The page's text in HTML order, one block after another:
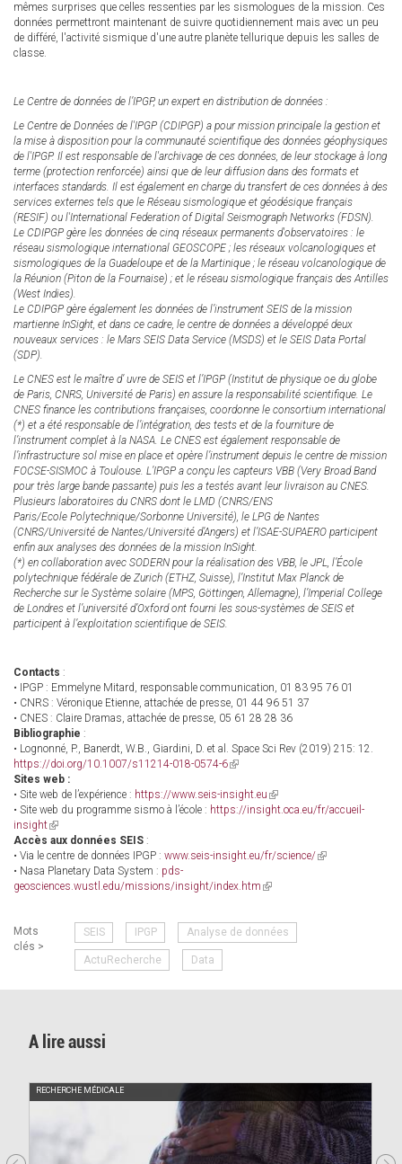
mêmes surprises que celles ressenties par les sismologues de la mission. Ces
données permettront maintenant de suivre quotidiennement mais avec un peu
de différé, l'activité sismique d'une autre planète tellurique depuis les salles de
classe.
Le Centre de données de l’IPGP, un expert en distribution de données :
Le Centre de Données de l'IPGP (CDIPGP) a pour mission principale la gestion et
la mise à disposition pour la communauté scientifique des données géophysiques
de l'IPGP. Il est responsable de l'archivage de ces données, de leur stockage à long
terme (protection renforcée) ainsi que de leur diffusion dans des formats et
interfaces standards. Il est également en charge du transfert de ces données à des
services externes tels que le Réseau sismologique et géodésique français
(RESIF) ou l'International Federation of Digital Seismograph Networks (FDSN).
Le CDIPGP gère les données de cinq réseaux permanents d'observatoires : le
réseau sismologique international GEOSCOPE ; les réseaux volcanologiques et
sismologiques de la Guadeloupe et de la Martinique ; le réseau volcanologique de
la Réunion (Piton de la Fournaise) ; et le réseau sismologique français des Antilles
(West Indies).
Le CDIPGP gère également les données de l’instrument SEIS de la mission
martienne InSight, et dans ce cadre, le centre de données a développé deux
nouveaux services : le Mars SEIS Data Service (MSDS) et le SEIS Data Portal
(SDP).
Le CNES est le maître d’ uvre de SEIS et l’IPGP (Institut de physique oe du globe
de Paris, CNRS, Université de Paris) en assure la responsabilité scientifique. Le
CNES finance les contributions françaises, coordonne le consortium international
(*) et a été responsable de l’intégration, des tests et de la fourniture de
l’instrument complet à la NASA. Le CNES est également responsable de
l’infrastructure sol mise en place et opère l’instrument depuis le centre de mission
FOCSE-SISMOC à Toulouse. L’IPGP a conçu les capteurs VBB (Very Broad Band
pour très large bande passante) puis les a testés avant leur livraison au CNES.
Plusieurs laboratoires du CNRS dont le LMD (CNRS/ENS
Paris/Ecole Polytechnique/Sorbonne Université), le LPG de Nantes
(CNRS/Université de Nantes/Université d’Angers) et l’ISAE-SUPAERO participent
enfin aux analyses des données de la mission InSight.
(*) en collaboration avec SODERN pour la réalisation des VBB, le JPL, l’École
polytechnique fédérale de Zurich (ETHZ, Suisse), l’Institut Max Planck de
Recherche sur le Système solaire (MPS, Göttingen, Allemagne), l’Imperial College
de Londres et l’université d’Oxford ont fourni les sous-systèmes de SEIS et
participent à l’exploitation scientifique de SEIS.
Contacts :
• IPGP : Emmelyne Mitard, responsable communication, 01 83 95 76 01
• CNRS : Véronique Etienne, attachée de presse, 01 44 96 51 37
• CNES : Claire Dramas, attachée de presse, 05 61 28 28 36
Bibliographie :
• Lognonné, P., Banerdt, W.B., Giardini, D. et al. Space Sci Rev (2019) 215: 12.
https://doi.org/10.1007/s11214-018-0574-6(link
external)
Sites web :
• Site web de l’expérience : https://www.seis-insight.eu (link
is
• Site web du programme sismo à l’école : https://insight.oca.eu/fr/accueil-
insight(link
is
external)
Accès aux données SEIS :
• Via le centre de données IPGP : www.seis-insight.eu/fr/science/(link
• Nasa Planetary Data System : pds-
geosciences.wustl.edu/missions/insight/index.htm (link
Mots
clés >
SEIS IPGP Analyse de données
ActuRecherche Data
A lire aussi
RECHERCHE MÉDICALE